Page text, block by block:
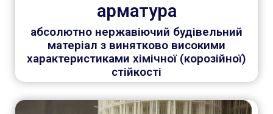
арматура
абсолютно нержавіючий будівельний
матеріал з винятково високими
характеристиками хімічної (корозійної)
стійкості